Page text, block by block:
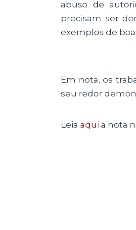
abuso de
precisam ser
exemplos de
Em nota, os
seu redor
Leia aqui a nota